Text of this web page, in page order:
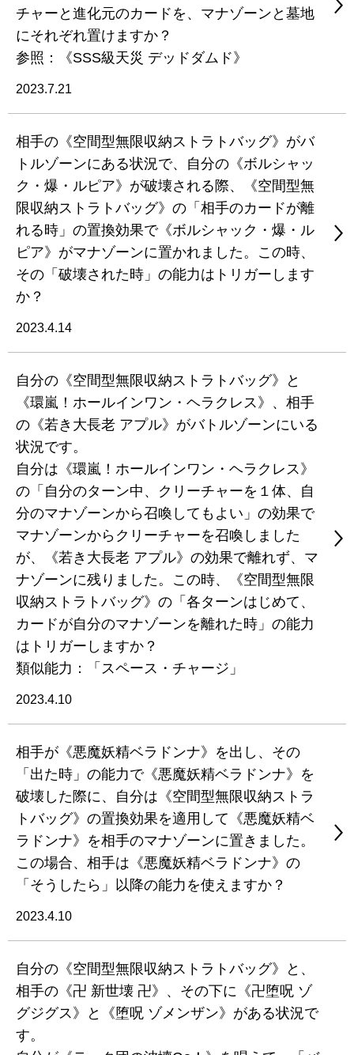
チャーと進化元のカードを、マナゾーンと墓地
にそれぞれ置けますか？
参照：《SSS級天災 デッドダムド》
2023.7.21
相手の《空間型無限収納ストラトバッグ》がバ
トルゾーンにある状況で、自分の《ボルシャッ
ク・爆・ルピア》が破壊される際、《空間型無
限収納ストラトバッグ》の「相手のカードが離
れる時」の置換効果で《ボルシャック・爆・ル
ピア》がマナゾーンに置かれました。この時、
その「破壊された時」の能力はトリガーします
か？
2023.4.14
自分の《空間型無限収納ストラトバッグ》と
《環嵐！ホールインワン・ヘラクレス》、相手
の《若き大長老 アプル》がバトルゾーンにいる
状況です。
自分は《環嵐！ホールインワン・ヘラクレス》
の「自分のターン中、クリーチャーを１体、自
分のマナゾーンから召喚してもよい」の効果で
マナゾーンからクリーチャーを召喚しました
が、《若き大長老 アプル》の効果で離れず、マ
ナゾーンに残りました。この時、《空間型無限
収納ストラトバッグ》の「各ターンはじめて、
カードが自分のマナゾーンを離れた時」の能力
はトリガーしますか？
類似能力：「スペース・チャージ」
2023.4.10
相手が《悪魔妖精ベラドンナ》を出し、その
「出た時」の能力で《悪魔妖精ベラドンナ》を
破壊した際に、自分は《空間型無限収納ストラ
トバッグ》の置換効果を適用して《悪魔妖精ベ
ラドンナ》を相手のマナゾーンに置きました。
この場合、相手は《悪魔妖精ベラドンナ》の
「そうしたら」以降の能力を使えますか？
2023.4.10
自分の《空間型無限収納ストラトバッグ》と、
相手の《卍 新世壊 卍》、その下に《卍堕呪 ゾ
グジグス》と《堕呪 ゾメンザン》がある状況で
す。